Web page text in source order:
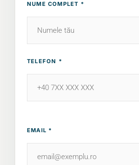
NUME COMPLET *
TELEFON *
EMAIL *